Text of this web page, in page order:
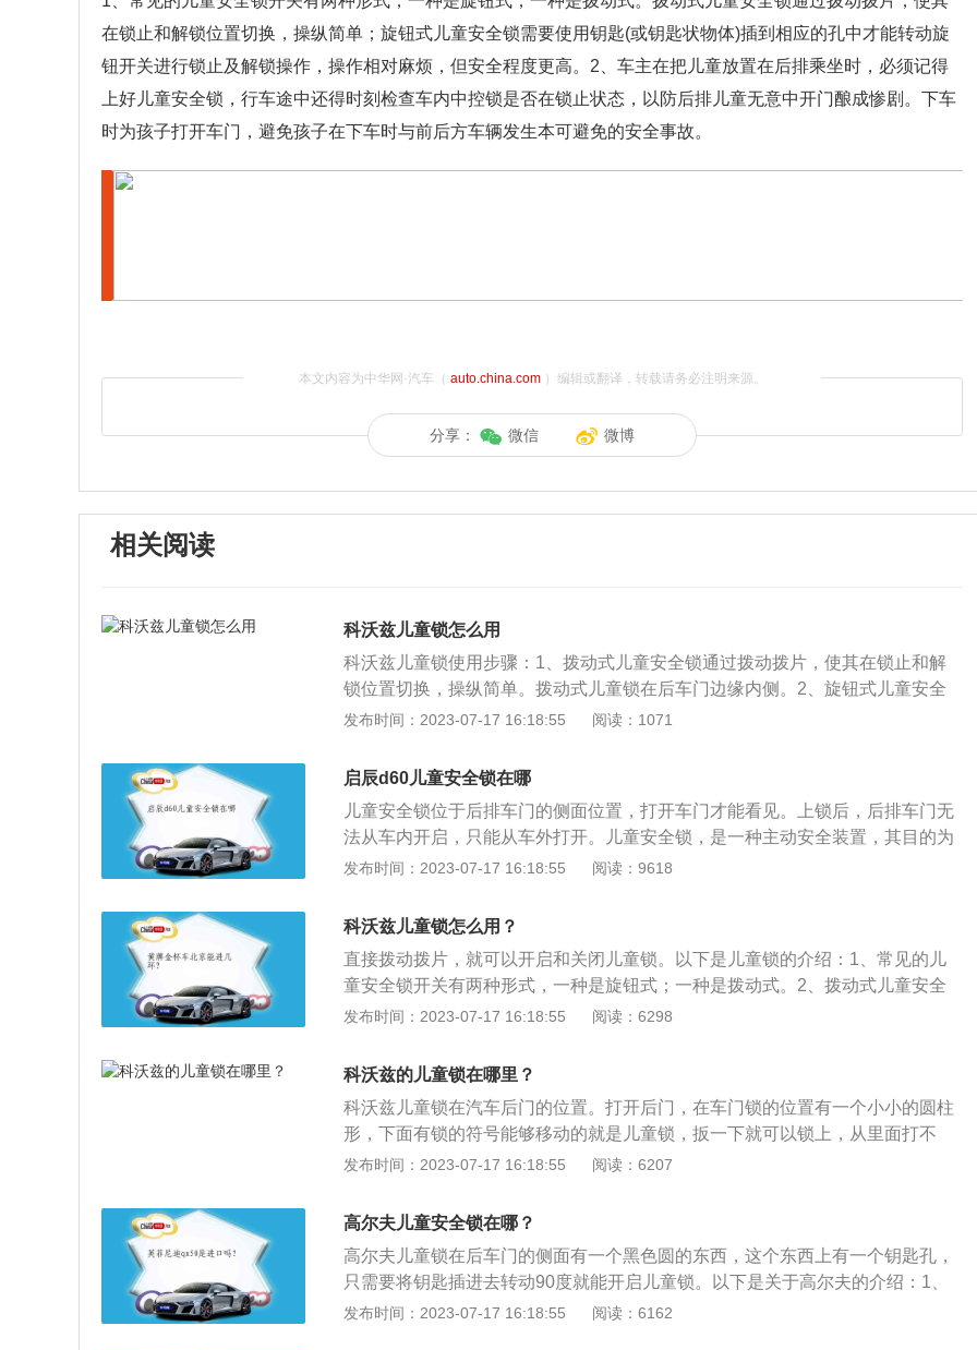
在锁止和解锁位置切换，操纵简单；旋钮式儿童安全锁需要使用钥匙(或钥匙状物体)插到相应的孔中才能转动旋
钮开关进行锁止及解锁操作，操作相对麻烦，但安全程度更高。2、车主在把儿童放置在后排乘坐时，必须记得
上好儿童安全锁，行车途中还得时刻检查车内中控锁是否在锁止状态，以防后排儿童无意中开门酿成惨剧。下车
时为孩子打开车门，避免孩子在下车时与前后方车辆发生本可避免的安全事故。
本文内容为中华网·汽车（ auto.china.com）编辑或翻译，转载请务必注明来源。
分享： 微信 微博
相关阅读
科沃兹儿童锁怎么用
科沃兹儿童锁使用步骤：1、拨动式儿童安全锁通过拨动拨片，使其在锁止和解
锁位置切换，操纵简单。拨动式儿童锁在后车门边缘内侧。2、旋钮式儿童安全
锁，安全程度更高。旋钮式儿童锁在后车门边缘内侧，逆时针是锁止儿童锁，顺
引起对儿童的伤害而设置的一项功能。当儿童锁功能开启时，车辆后门在里面是
打不开的，但在外面却能开启，当儿童锁功能关闭时，在里面和外面都是可以能
开启车辆，这一回功能在车辆高速驾驶时尤为必要，假如儿童意外开启车门，后
果不堪设想，当前的汽车车大多数基本都有这一功能。
发布时间：2023-07-17 16:18:55 阅读：1071
启辰d60儿童安全锁在哪
儿童安全锁位于后排车门的侧面位置，打开车门才能看见。上锁后，后排车门无
法从车内开启，只能从车外打开。儿童安全锁，是一种主动安全装置，其目的为
保证乘车儿童的安全。如果儿童安全锁为锁止情况，中控锁电动解锁也会失效，
儿童安全锁，开关有两种形式：旋钮式和拨动式。两者相比较，拨动式儿童安全
锁操纵简单，旋钮式儿童安全锁操作相对麻烦但安全程度更高。对于中控锁或者
设置行驶自动上锁来说，在一定程度确实提高了后排的孩童安全，但是要注意的
是它们可以通过车内的开关解锁，并不能保证万无一失，所以锁上儿童安全锁才
可以放心驾驶。
发布时间：2023-07-17 16:18:55 阅读：9618
科沃兹儿童锁怎么用？
直接拨动拨片，就可以开启和关闭儿童锁。以下是儿童锁的介绍：1、常见的儿
童安全锁开关有两种形式，一种是旋钮式；一种是拨动式。2、拨动式儿童安全
锁通过拨动拨片，使其在锁止和解锁位置切换，操纵简单；旋钮式儿童安全锁需
作，操作相对麻烦，但安全程度更高。3、车主在把儿童放置在后排乘坐时，必
须记得上好儿童安全锁，行车途中还得时刻检查车内中控锁是否在锁止状态，以
防后排儿童无意中开门酿成惨剧。下车时为孩子打开车门，避免孩子在下车时与
前后方车辆发生本可避免的安全事故。
发布时间：2023-07-17 16:18:55 阅读：6298
科沃兹的儿童锁在哪里？
科沃兹儿童锁在汽车后门的位置。打开后门，在车门锁的位置有一个小小的圆柱
形，下面有锁的符号能够移动的就是儿童锁，扳一下就可以锁上，从里面打不
开。以下是儿童锁的相关介绍：1.汽车儿童锁又称车门锁儿童保险，设置在汽车
标的那端，再关上车门，此时车门在车内就无法打开，而只能在车外打开。2.儿
童安全锁用于车辆后车门，防止车辆行驶中从车内打开车门而产生的危险。在此
装置起作用时即使打开电控中控门锁，该装置仍处于锁止状态。如果想要打开后
门只能在中控门锁开启的状态下，用车门外侧的开关拉开车门。
发布时间：2023-07-17 16:18:55 阅读：6207
高尔夫儿童安全锁在哪？
高尔夫儿童锁在后车门的侧面有一个黑色圆的东西，这个东西上有一个钥匙孔，
只需要将钥匙插进去转动90度就能开启儿童锁。以下是关于高尔夫的介绍：1、
高尔夫是一汽大众汽车旗下推出的一款紧凑型轿车，这款车也是大众汽车家族比
发布时间：2023-07-17 16:18:55 阅读：6162